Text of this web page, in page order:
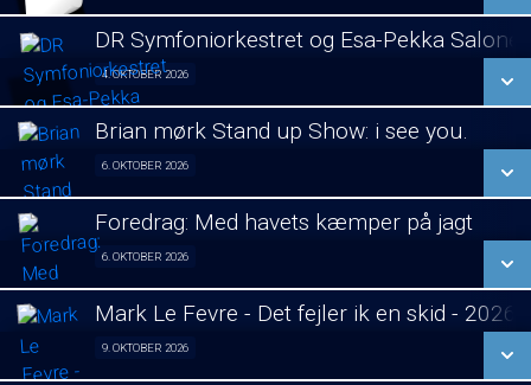
LÆS MERE
LÆS MERE
DR Symfoniorkestret og Esa-Pekka
4. OKTOBER 2026Koncert visning 04/10
LÆS MERE
Brian mørk Stand up Show: i see you.
6. OKTOBER 2026
LÆS MERE
Foredrag: Med havets kæmper på jagt
6. OKTOBER 2026Foredrag fra Århus 06/10
Mark Le Fevre - Det fejler ik en skid - 2026
9. OKTOBER 2026